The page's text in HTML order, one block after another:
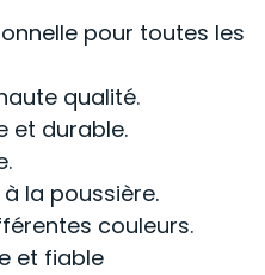
pour toutes les
qualité.
et durable.
la poussière.
couleurs.
et fiable